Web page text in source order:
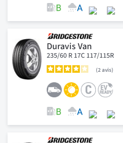
Duravis Van
235/60 R 17C 117/115R
2 avis